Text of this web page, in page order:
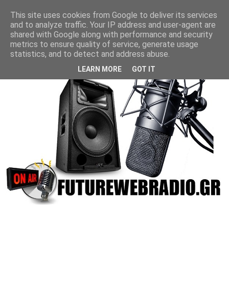
This site uses cookies from Google to deliver its services
and to analyze traffic. Your IP address and user-agent are
shared with Google along with performance and security
metrics to ensure quality of service, generate usage
statistics, and to detect and address abuse.
LEARN MORE GOT IT